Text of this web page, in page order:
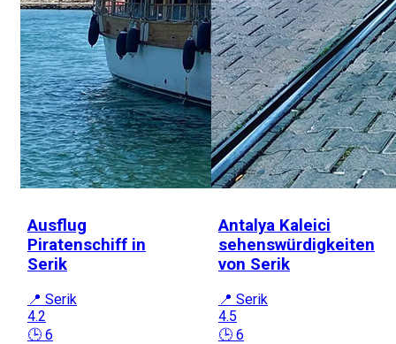
Ausflug
Piratenschiff in
Serik
📍 Serik
4.2
🕒 6
Antalya Kaleici
sehenswürdigkeiten
von Serik
📍 Serik
4.5
🕒 6